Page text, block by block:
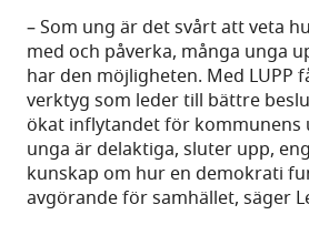
– Som ung är det svårt att veta
med och påverka, många unga
har den möjligheten. Med LUPP
verktyg som leder till bättre
ökat inflytandet för kommunens
unga är delaktiga, sluter upp,
kunskap om hur en demokrati
avgörande för samhället, säger